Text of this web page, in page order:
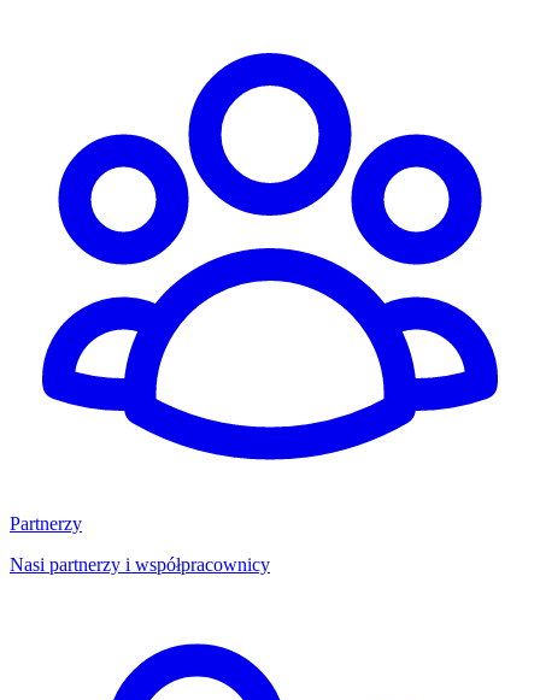
Partnerzy
Nasi partnerzy i współpracownicy